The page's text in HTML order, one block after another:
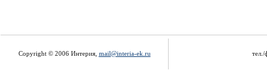
Copyright © 2006 Интерия, mail@interia-ek.ru